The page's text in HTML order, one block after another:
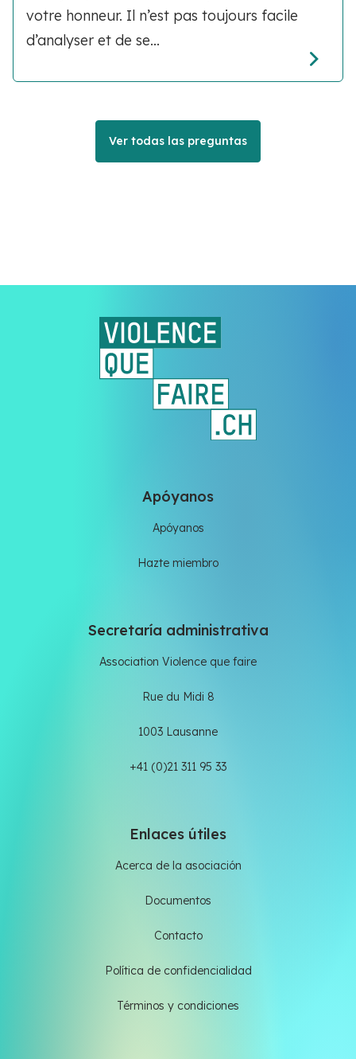
votre honneur. Il n’est pas toujours facile
d’analyser et de se...
Ver todas las preguntas
Apóyanos
Apóyanos
Hazte miembro
Secretaría administrativa
Association Violence que faire
Rue du Midi 8
1003 Lausanne
+41 (0)21 311 95 33
Enlaces útiles
Acerca de la asociación
Documentos
Contacto
Política de confidencialidad
Términos y condiciones